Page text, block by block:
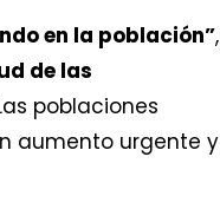
en la población”,
de las
poblaciones
aumento urgente y